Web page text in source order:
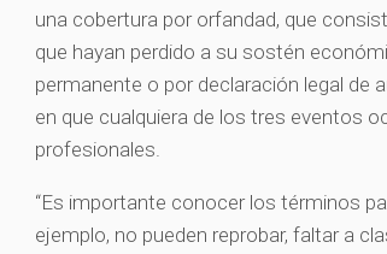
una cobertura por orfandad, que
que hayan perdido a su sostén
permanente o por declaración legal de
en que cualquiera de los tres eventos
profesionales.
“Es importante conocer los términos
ejemplo, no pueden reprobar, faltar a